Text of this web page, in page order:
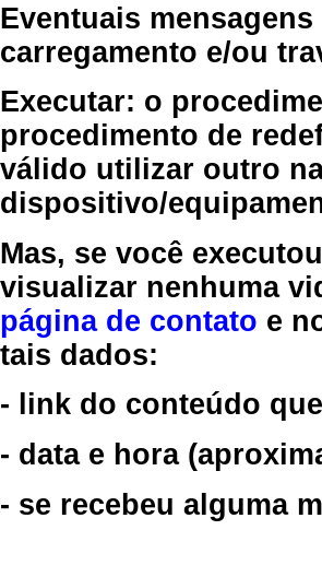
Eventuais
carregamento e/ou
Executar: o
procedimento de
válido utilizar outro
dispositivo/
Mas, se você
visualizar nenhuma
página de contato e
tais dados:
- link do conteúdo
- data e hora
- se recebeu alguma